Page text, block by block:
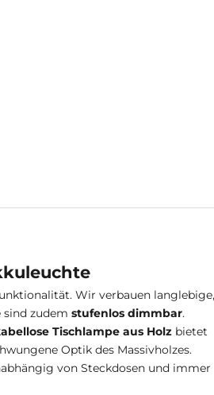
Wir verbauen langlebige,
sind zudem stufenlos dimmbar.
Tischlampe aus Holzbietet
Optik des Massivholzes.
von Steckdosen und immer